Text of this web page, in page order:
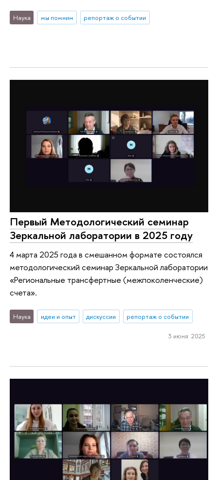
Наука мы помним репортаж о событии
Первый Методологический семинар
Зеркальной лаборатории в 2025 году
4 марта 2025 года в смешанном формате состоялся
методологический семинар Зеркальной лаборатории
«Региональные трансфертные (межпоколенческие)
счета».
Наука идеи и опыт дискуссии репортаж о событии
3 июня 2025